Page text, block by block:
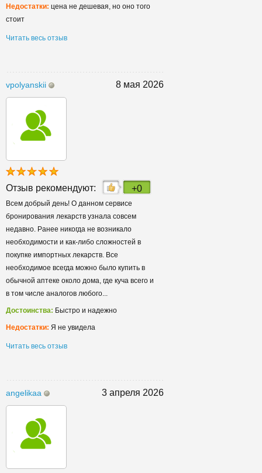
Недостатки: цена не дешевая, но оно того
стоит
Читать весь отзыв
vpolyanskii 8 мая 2026
Отзыв рекомендуют: +0
Всем добрый день! О данном сервисе
бронирования лекарств узнала совсем
недавно. Ранее никогда не возникало
необходимости и как-либо сложностей в
покупке импортных лекарств. Все
необходимое всегда можно было купить в
обычной аптеке около дома, где куча всего и
в том числе аналогов любого...
Достоинства: Быстро и надежно
Недостатки: Я не увидела
Читать весь отзыв
angelikaa 3 апреля 2026